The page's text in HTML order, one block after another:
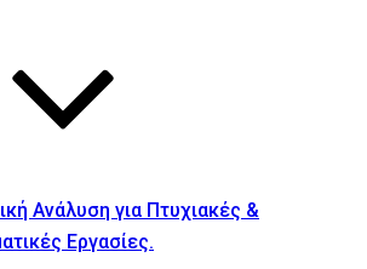
Ανάλυση για Πτυχιακές &
Εργασίες.